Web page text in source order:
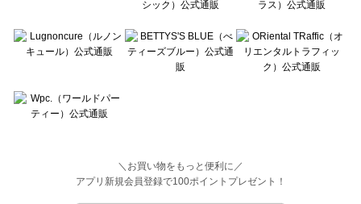
＼お買い物をもっと便利に／
アプリ新規会員登録で100ポイントプレゼント！